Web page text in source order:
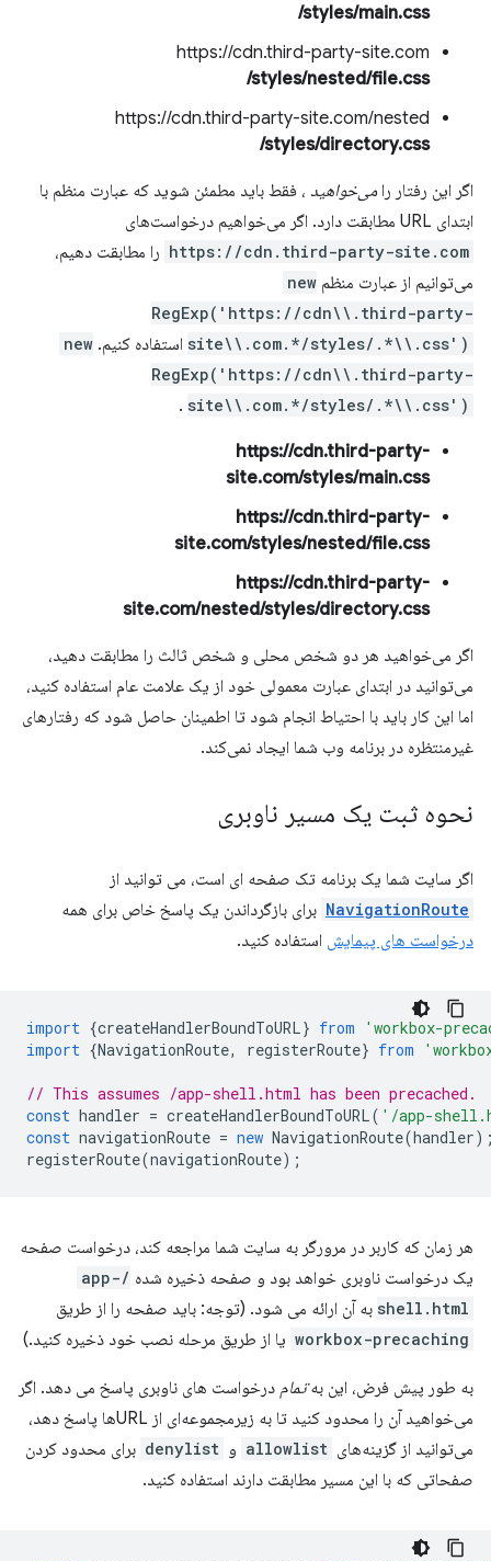
/styles/main.css
https://cdn.third-party-site.com
/styles/nested/file.css
https://cdn.third-party-site.com/nested
/styles/directory.css
اگر این رفتار را می‌خواهید ، فقط باید مطمئن شوید که عبارت منظم با
ابتدای URL مطابقت دارد. اگر می‌خواهیم درخواست‌های
https://cdn.third-party-site.com را مطابقت دهیم،
می‌توانیم از عبارت منظم new
RegExp('https://cdn\\.third-party-
site\\.com.*/styles/.*\\.css') استفاده کنیم. new
RegExp('https://cdn\\.third-party-
site\\.com.*/styles/.*\\.css')
.
https://cdn.third-party-
site.com/styles/main.css
https://cdn.third-party-
site.com/styles/nested/file.css
https://cdn.third-party-
site.com/nested/styles/directory.css
اگر می‌خواهید هر دو شخص محلی و شخص ثالث را مطابقت دهید،
می‌توانید در ابتدای عبارت معمولی خود از یک علامت عام استفاده کنید،
اما این کار باید با احتیاط انجام شود تا اطمینان حاصل شود که رفتارهای
غیرمنتظره در برنامه وب شما ایجاد نمی‌کند.
نحوه ثبت یک مسیر ناوبری
اگر سایت شما یک برنامه تک صفحه ای است، می توانید از
NavigationRoute برای بازگرداندن یک پاسخ خاص برای همه
درخواست های پیمایش استفاده کنید.
import {createHandlerBoundToURL} from
'workbox-
import {NavigationRoute, registerRoute} from
// This assumes /app-shell.html has been precached.
const handler = createHandlerBoundToURL( '/app-
const navigationRoute = new NavigationRoute(handler
registerRoute(navigationRoute);
هر زمان که کاربر در مرورگر به سایت شما مراجعه کند، درخواست صفحه
یک درخواست ناوبری خواهد بود و صفحه ذخیره شده
/app-
shell.html به آن ارائه می شود. (توجه: باید صفحه را از طریق
workbox-precaching یا از طریق مرحله نصب خود ذخیره کنید.)
به طور پیش فرض، این بهتمام درخواست های ناوبری پاسخ می دهد. اگر
می‌خواهید آن را محدود کنید تا به زیرمجموعه‌ای از URLها پاسخ دهد،
می‌توانید از گزینه‌های allowlist و denylist برای محدود کردن
صفحاتی که با این مسیر مطابقت دارند استفاده کنید.